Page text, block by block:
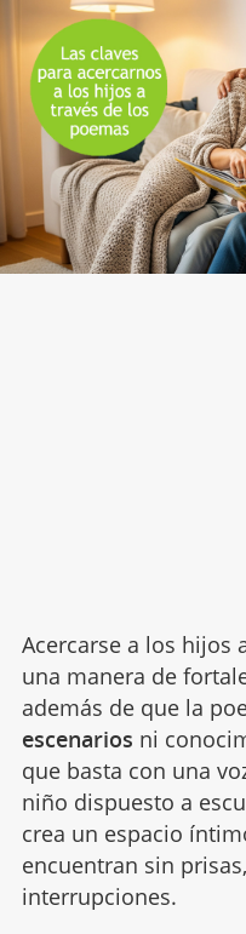
Acercarse a los hijos
una manera de
además de que la
escenarios ni
que basta con una
niño dispuesto a
crea un espacio
encuentran sin
interrupciones.